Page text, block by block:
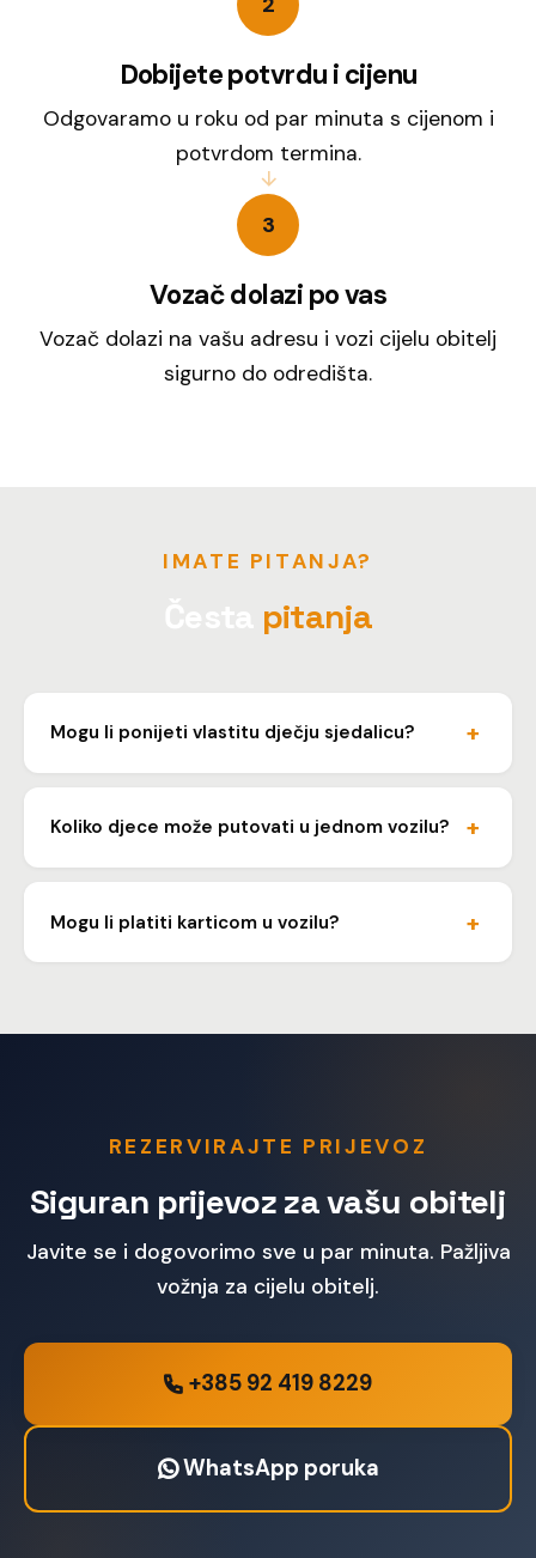
Dobijete potvrdu i cijenu
Odgovaramo u roku od par minuta s cijenom i
potvrdom termina.
3
Vozač dolazi po vas
Vozač dolazi na vašu adresu i vozi cijelu obitelj
sigurno do odredišta.
IMATE PITANJA?
pitanja
Mogu li ponijeti vlastitu dječju sjedalicu?
Da, možete ponijeti vlastitu sjedalicu. Vozač će vam
pomoći s montažom u vozilu.
Koliko djece može putovati u jednom vozilu?
U automobilu može putovati cijela obitelj. Za veće
grupe s djecom organiziramo kombi prijevoz.
Mogu li platiti karticom u vozilu?
REZERVIRAJTE PRIJEVOZ
Siguran prijevoz za vašu obitelj
Javite se i dogovorimo sve u par minuta. Pažljiva
vožnja za cijelu obitelj.
+385 92 419 8229
WhatsApp poruka